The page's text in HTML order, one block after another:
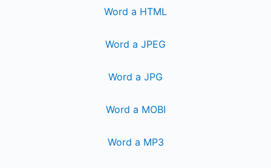
Word a HTML
Word a JPEG
Word a JPG
Word a MOBI
Word a MP3